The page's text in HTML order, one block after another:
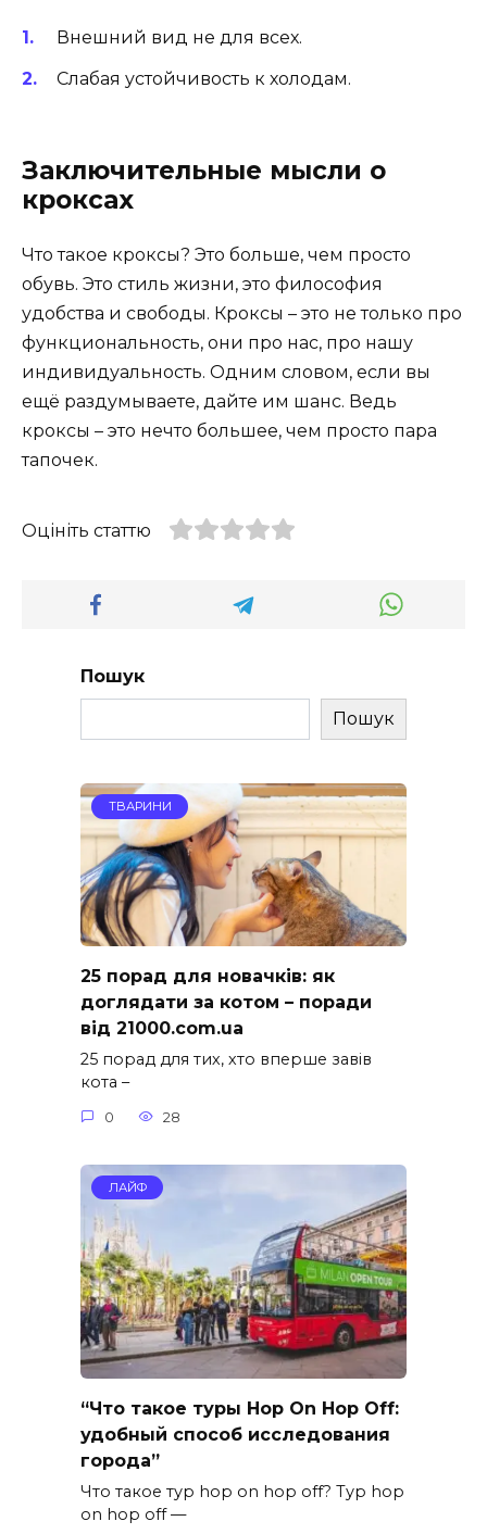
Внешний вид не для всех.
Слабая устойчивость к холодам.
Заключительные мысли о
кроксах
Что такое кроксы? Это больше, чем просто
обувь. Это стиль жизни, это философия
удобства и свободы. Кроксы – это не только про
функциональность, они про нас, про нашу
индивидуальность. Одним словом, если вы
ещё раздумываете, дайте им шанс. Ведь
кроксы – это нечто большее, чем просто пара
тапочек.
Оцініть статтю
Пошук
Пошук
ТВАРИНИ
25 порад для новачків: як
доглядати за котом – поради
від 21000.com.ua
25 порад для тих, хто вперше завів
кота –
0 28
ЛАЙФ
“Что такое туры Hop On Hop Off:
удобный способ исследования
города”
Что такое тур hop on hop off? Тур hop
on hop off —